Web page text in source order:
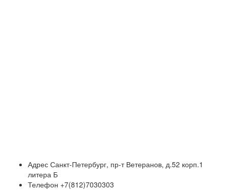
Адрес Санкт-Петербург, пр-т Ветеранов, д.52 корп.1
литера Б
Телефон +7(812)7030303